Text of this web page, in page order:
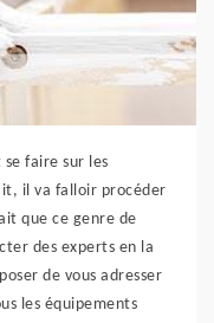
faire sur les
il va falloir procéder
que ce genre de
des experts en la
de vous adresser
les équipements